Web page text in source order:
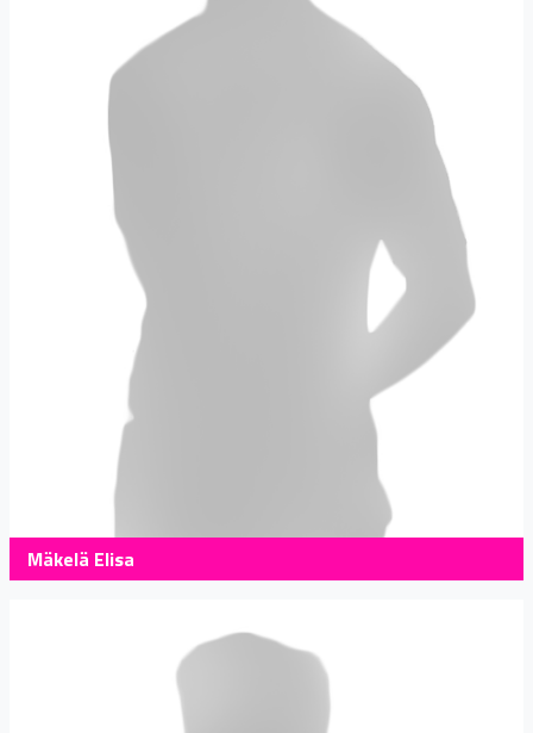
Mäkelä Elisa